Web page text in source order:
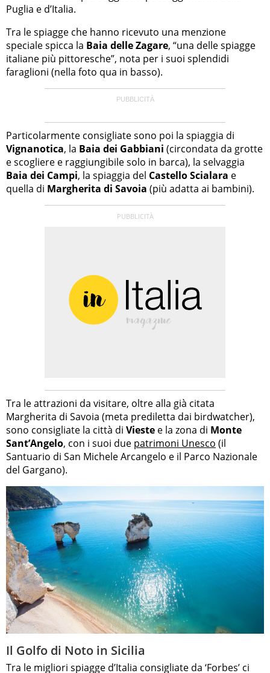
Puglia e d’Italia.
Tra le spiagge che hanno ricevuto una menzione
speciale spicca la Baia delle Zagare, “una delle spiagge
italiane più pittoresche”, nota per i suoi splendidi
faraglioni (nella foto qua in basso).
Particolarmente consigliate sono poi la spiaggia di
Vignanotica, la Baia dei Gabbiani (circondata da grotte
e scogliere e raggiungibile solo in barca), la selvaggia
Baia dei Campi, la spiaggia del Castello Scialara e
quella di Margherita di Savoia (più adatta ai bambini).
Tra le attrazioni da visitare, oltre alla già citata
Margherita di Savoia (meta prediletta dai birdwatcher),
sono consigliate la città di Vieste e la zona di Monte
Sant’Angelo, con i suoi due patrimoni Unesco (il
Santuario di San Michele Arcangelo e il Parco Nazionale
del Gargano).
Il Golfo di Noto in Sicilia
Tra le migliori spiagge d’Italia consigliate da ‘Forbes’ ci